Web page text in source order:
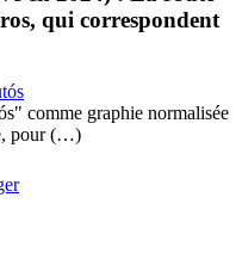
qui correspondent
comme graphie normalisée
pour (…)